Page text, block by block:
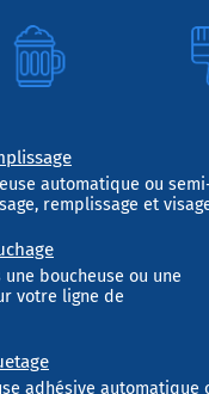
automatique ou
remplissage et
boucheuse ou une
votre ligne de
adhésive automatique